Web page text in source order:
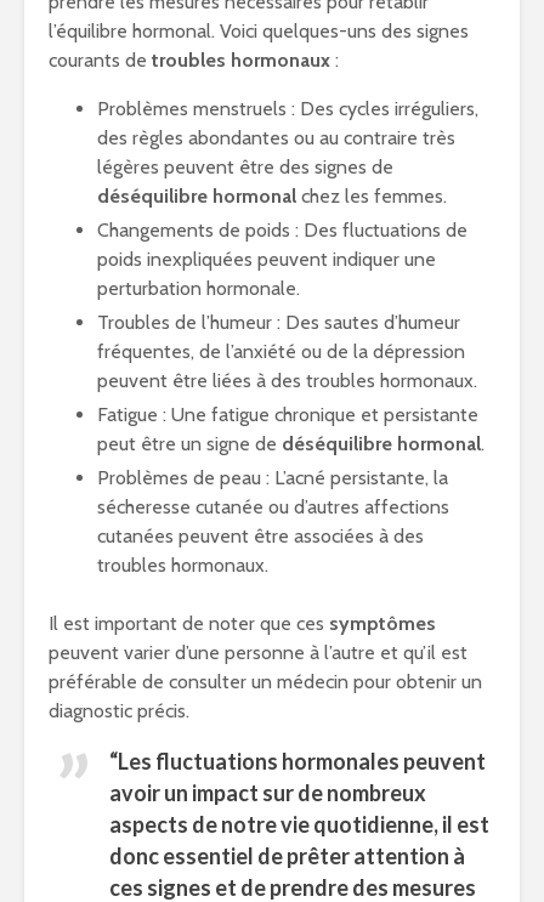
l’équilibre hormonal. Voici quelques-uns des signes
courants de troubles hormonaux :
Problèmes menstruels : Des cycles irréguliers,
des règles abondantes ou au contraire très
légères peuvent être des signes de
déséquilibre hormonal chez les femmes.
Changements de poids : Des fluctuations de
poids inexpliquées peuvent indiquer une
perturbation hormonale.
Troubles de l’humeur : Des sautes d’humeur
fréquentes, de l’anxiété ou de la dépression
peuvent être liées à des troubles hormonaux.
Fatigue : Une fatigue chronique et persistante
peut être un signe de déséquilibre hormonal.
Problèmes de peau : L’acné persistante, la
sécheresse cutanée ou d’autres affections
cutanées peuvent être associées à des
troubles hormonaux.
Il est important de noter que ces symptômes
peuvent varier d’une personne à l’autre et qu’il est
préférable de consulter un médecin pour obtenir un
diagnostic précis.
“Les fluctuations hormonales peuvent
avoir un impact sur de nombreux
aspects de notre vie quotidienne, il est
donc essentiel de prêter attention à
ces signes et de prendre des mesures